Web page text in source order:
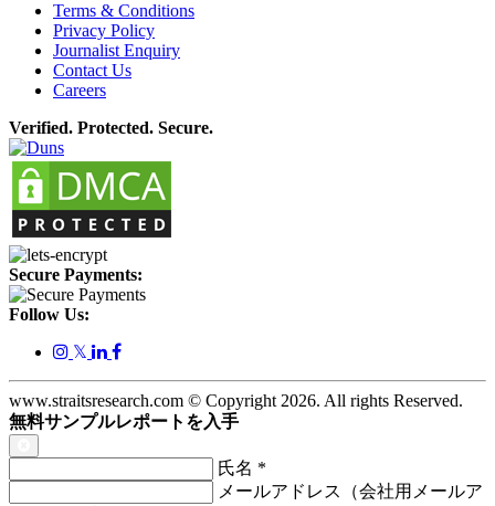
Terms & Conditions
Privacy Policy
Journalist Enquiry
Contact Us
Careers
Verified. Protected. Secure.
Secure Payments:
Follow Us:
𝕏
www.straitsresearch.com © Copyright 2026. All rights Reserved.
無料サンプルレポートを入手
氏名 *
メールアドレス（会社用メールア